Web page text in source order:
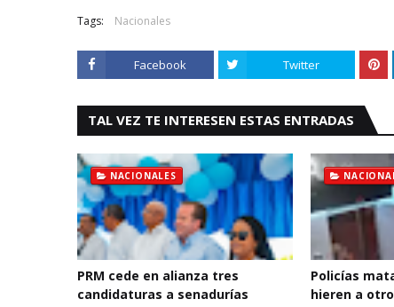
Tags: Nacionales
Facebook Twitter
TAL VEZ TE INTERESEN ESTAS ENTRADAS
NACIONALES
PRM cede en alianza tres
candidaturas a senadurías
Policías
hieren a